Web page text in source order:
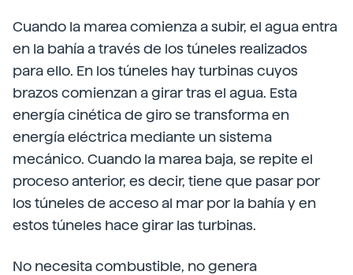
Cuando la marea comienza a subir, el agua entra
en la bahía a través de los túneles realizados
para ello. En los túneles hay turbinas cuyos
brazos comienzan a girar tras el agua. Esta
energía cinética de giro se transforma en
energía eléctrica mediante un sistema
mecánico. Cuando la marea baja, se repite el
proceso anterior, es decir, tiene que pasar por
los túneles de acceso al mar por la bahía y en
estos túneles hace girar las turbinas.
No necesita combustible, no genera